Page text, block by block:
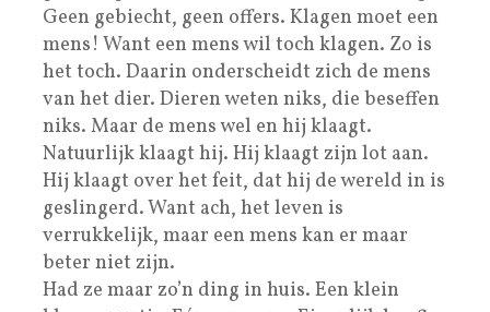
Geen gebiecht, geen offers. Klagen moet een
mens! Want een mens wil toch klagen. Zo is
het toch. Daarin onderscheidt zich de mens
van het dier. Dieren weten niks, die beseffen
niks. Maar de mens wel en hij klaagt.
Natuurlijk klaagt hij. Hij klaagt zijn lot aan.
Hij klaagt over het feit, dat hij de wereld in is
geslingerd. Want ach, het leven is
verrukkelijk, maar een mens kan er maar
beter niet zijn.
Had ze maar zo’n ding in huis. Een klein